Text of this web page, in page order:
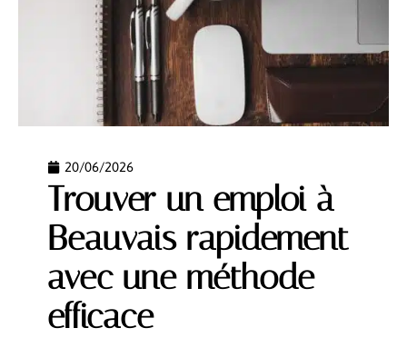
20/06/2026
Trouver un emploi à
Beauvais rapidement
avec une méthode
efficace